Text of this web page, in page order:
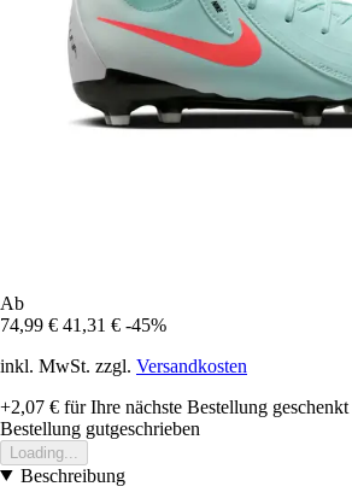
Ab
74,99 € 41,31 € -45%
inkl. MwSt. zzgl. Versandkosten
+2,07 € für Ihre nächste Bestellung geschenkt
Bestellung gutgeschrieben
Loading...
Beschreibung